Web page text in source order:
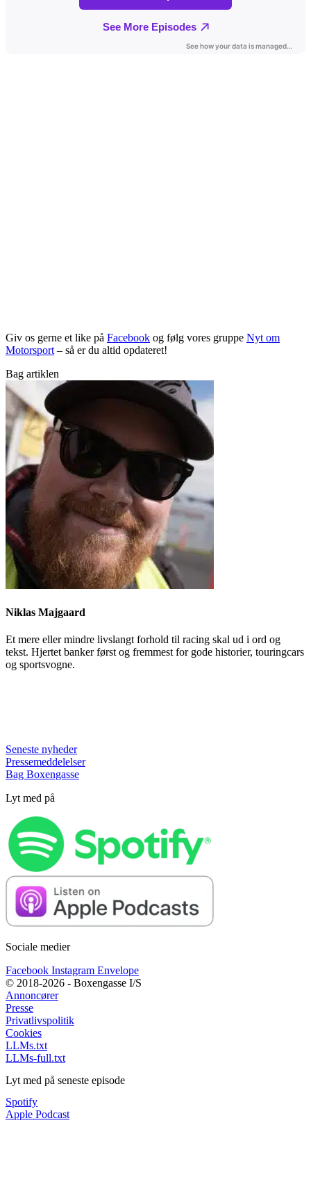
Giv os gerne et like på Facebook og følg vores gruppe Nyt om
Motorsport – så er du altid opdateret!
Bag artiklen
Niklas Majgaard
Et mere eller mindre livslangt forhold til racing skal ud i ord og
tekst. Hjertet banker først og fremmest for gode historier, touringcars
og sportsvogne.
Seneste nyheder
Pressemeddelelser
Bag Boxengasse
Lyt med på
Sociale medier
Facebook Instagram Envelope
© 2018-2026 - Boxengasse I/S
Annoncører
Presse
Privatlivspolitik
Cookies
LLMs.txt
LLMs-full.txt
Lyt med på seneste episode
Spotify
Apple Podcast